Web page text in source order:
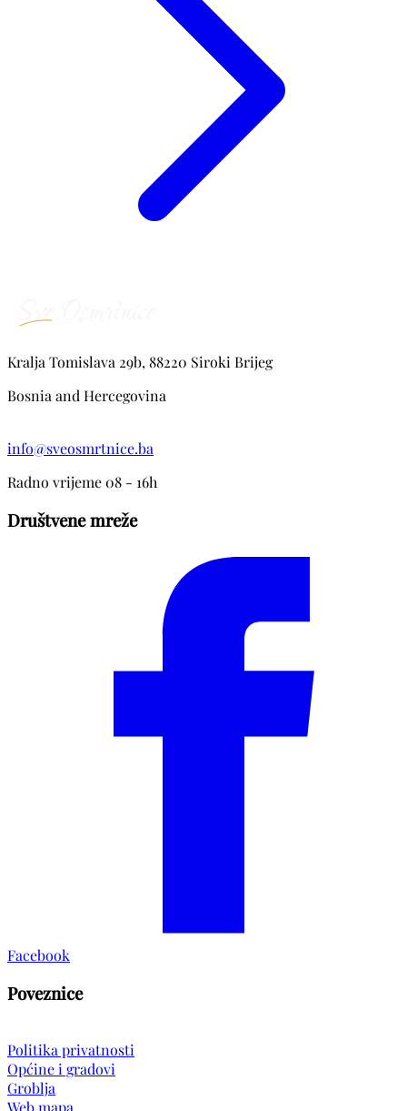
Kralja Tomislava 29b, 88220 Siroki Brijeg
Bosnia and Hercegovina
info@sveosmrtnice.ba
Radno vrijeme 08 - 16h
Društvene mreže
Facebook
Poveznice
Politika privatnosti
Općine i gradovi
Groblja